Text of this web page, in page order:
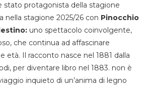
stato protagonista della stagione
nella stagione 2025/26 con Pinocchio
uno spettacolo coinvolgente,
che continua ad affascinare
età. Il racconto nasce nel 1881 dalla
per diventare libro nel 1883. non è
inquieto di un’anima di legno